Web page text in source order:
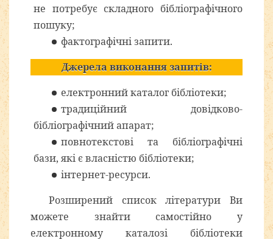
не потребує складного бібліографічного
пошуку;
фактографічні запити.
Джерела виконання запитів:
електронний каталог бібліотеки;
традиційний довідково-
бібліографічний апарат;
повнотекстові та бібліографічні
бази, які є власністю бібліотеки;
інтернет-ресурси.
Розширений список літератури Ви
можете знайти самостійно у
електронному каталозі бібліотеки